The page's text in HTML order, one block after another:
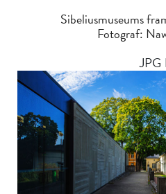
Sibeliusmuseums
Fotograf:
JPG